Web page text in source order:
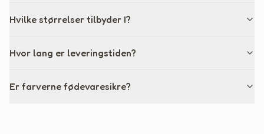
Hvilke størrelser tilbyder I?
Hvor lang er leveringstiden?
Er farverne fødevaresikre?